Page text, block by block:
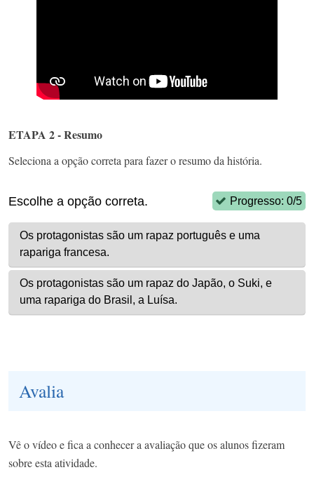
ETAPA 2 - Resumo
Seleciona a opção correta para fazer o resumo da história.
Avalia
Vê o vídeo e fica a conhecer a avaliação que os alunos fizeram
sobre esta atividade.